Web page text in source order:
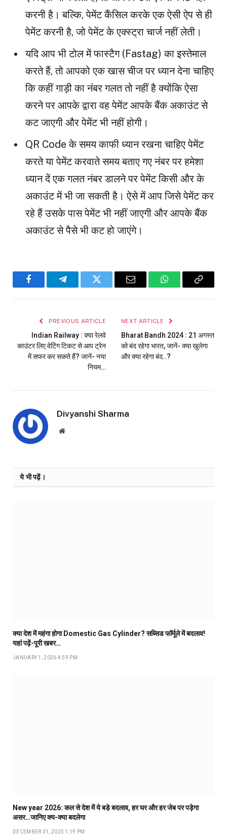
करनी है। बल्कि, पेमेंट कैंसिल करके एक ऐसी ऐप से ही
पेमेंट करनी है, जो पेमेंट के एक्स्ट्रा चार्ज नहीं लेती।
यदि आप भी टोल में फास्टैग (Fastag) का इस्तेमाल
करते हैं, तो आपको एक खास चीज पर ध्यान देना चाहिए
कि कहीं गाड़ी का नंबर गलत तो नहीं है क्योंकि ऐसा
करने पर आपके द्वारा वह पेमेंट आपके बैंक अकाउंट से
कट जाएगी और पेमेंट भी नहीं होगी।
QR Code के समय काफी ध्यान रखना चाहिए पेमेंट
करते या पेमेंट करवाते समय बताए गए नंबर पर हमेशा
ध्यान दें एक गलत नंबर डालने पर पेमेंट किसी और के
अकाउंट में भी जा सकती है। ऐसे में आप जिसे पेमेंट कर
रहे हैं उसके पास पेमेंट भी नहीं जाएगी और आपके बैंक
अकाउंट से पैसे भी कट हो जाएंगे।
FacebookTelegramTwitter Email WhatsAppCopy
PREVIOUS ARTICLE
Indian Railway : क्या रेलवे
काउंटर लिए वेटिंग टिकट से आप ट्रेन
में सफर कर सकते हैं? जानें- नया
नियम…
NEXT ARTICLE
Bharat Bandh 2024 : 21 अगस्‍त
को बंद रहेगा भारत, जानें- क्या खुलेगा
और क्या रहेगा बंद..?
Divyanshi Sharma
Website
ये भी पढ़ें।
क्या देश में महंगा होगा Domestic Gas Cylinder? सब्सिड फॉर्मूले में बदलाव!
यहां पढ़ें-पूरी खबर…
JANUARY 1, 2026 4:59 PM
New year 2026: कल से देश में ये बडे़ बदलाव, हर घर और हर जेब पर पड़ेगा
असर…जानिए क्य-क्या बदलेगा
DECEMBER 31, 2025 1:19 PM